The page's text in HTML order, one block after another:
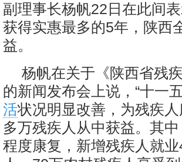
副理事长杨帆22日在此间
获得实惠最多的5年，陕西
益。
杨帆在关于《陕西省残
的新闻发布会上说，“十一
活状况明显改善，为残疾
多万残疾人从中获益。其
程度康复，新增残疾人就